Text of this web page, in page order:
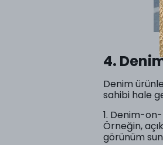
4.
Denim
sahibi hale
1. Denim-
Örneğin,
görünüm